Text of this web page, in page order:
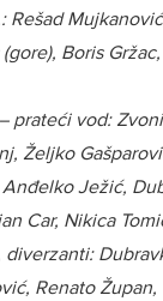
Boris
prateći vod:
Željko
Ježić,
Car, Nikica
diverzanti:
Renato